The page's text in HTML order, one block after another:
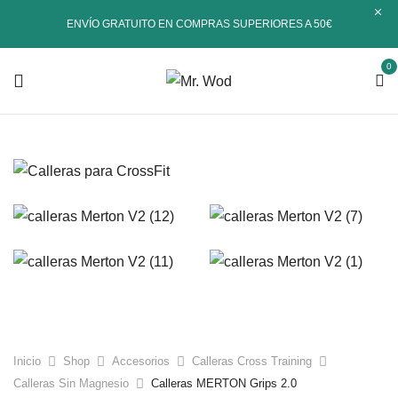
ENVÍO GRATUITO EN COMPRAS SUPERIORES A 50€
0
Inicio Shop Accesorios
Calleras Cross Training
Calleras Sin Magnesio
Calleras MERTON Grips 2.0